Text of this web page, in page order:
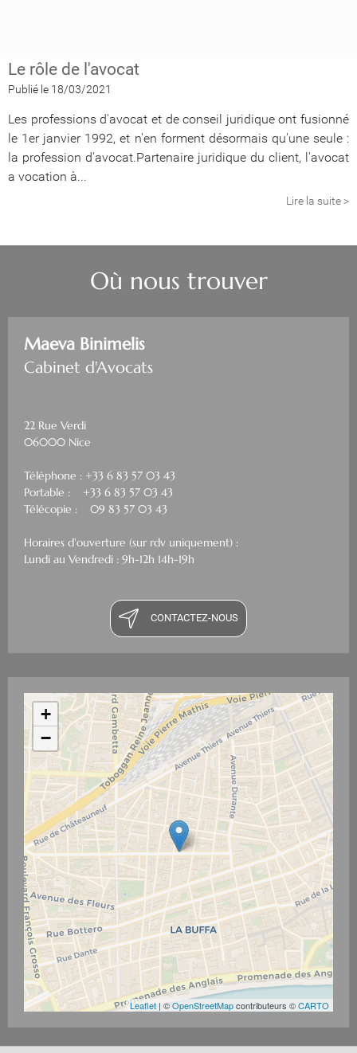
Le rôle de l'avocat
Publié le 18/03/2021
Les professions d'avocat et de conseil juridique ont fusionné
le 1er janvier 1992, et n'en forment désormais qu'une seule :
la profession d'avocat.Partenaire juridique du client, l'avocat
a vocation à...
Lire la suite >
Où nous trouver
Maeva Binimelis
Cabinet d'Avocats
22 Rue Verdi
06000 Nice
Téléphone : +33 6 83 57 03 43
Portable : +33 6 83 57 03 43
Télécopie : 09 83 57 03 43
Horaires d'ouverture (sur rdv uniquement) :
Lundi au Vendredi : 9h-12h 14h-19h
CONTACTEZ-NOUS
+
−
Leaflet | ©OpenStreetMapcontributeurs ©CARTO